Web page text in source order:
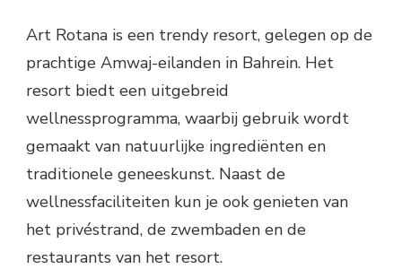
Art Rotana is een trendy resort, gelegen op de
prachtige Amwaj-eilanden in Bahrein. Het
resort biedt een uitgebreid
wellnessprogramma, waarbij gebruik wordt
gemaakt van natuurlijke ingrediënten en
traditionele geneeskunst. Naast de
wellnessfaciliteiten kun je ook genieten van
het privéstrand, de zwembaden en de
restaurants van het resort.